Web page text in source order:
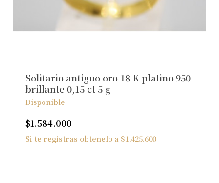
Solitario antiguo oro 18 K platino 950
brillante 0,15 ct 5 g
Disponible
$1.584.000
Si te registras obtenelo a $1.425.600